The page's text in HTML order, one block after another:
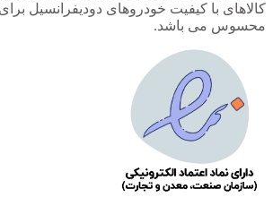
کالاهای با کیفیت خودروهای دودیفرانسیل
محسوس می باشد.